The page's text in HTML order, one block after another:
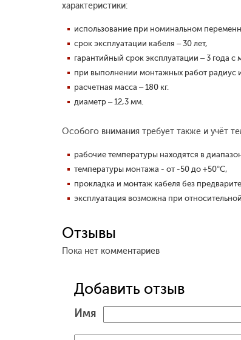
характеристики:
использование при номинальном
срок эксплуатации кабеля – 30 лет,
гарантийный срок эксплуатации – 3 года
при выполнении монтажных работ радиус
расчетная масса – 180 кг.
диаметр – 12,3 мм.
Особого внимания требует также и учёт
рабочие температуры находятся в
температуры монтажа - от -50 до +50°С,
прокладка и монтаж кабеля без
эксплуатация возможна при
Отзывы
Пока нет комментариев
Добавить отзыв
Имя